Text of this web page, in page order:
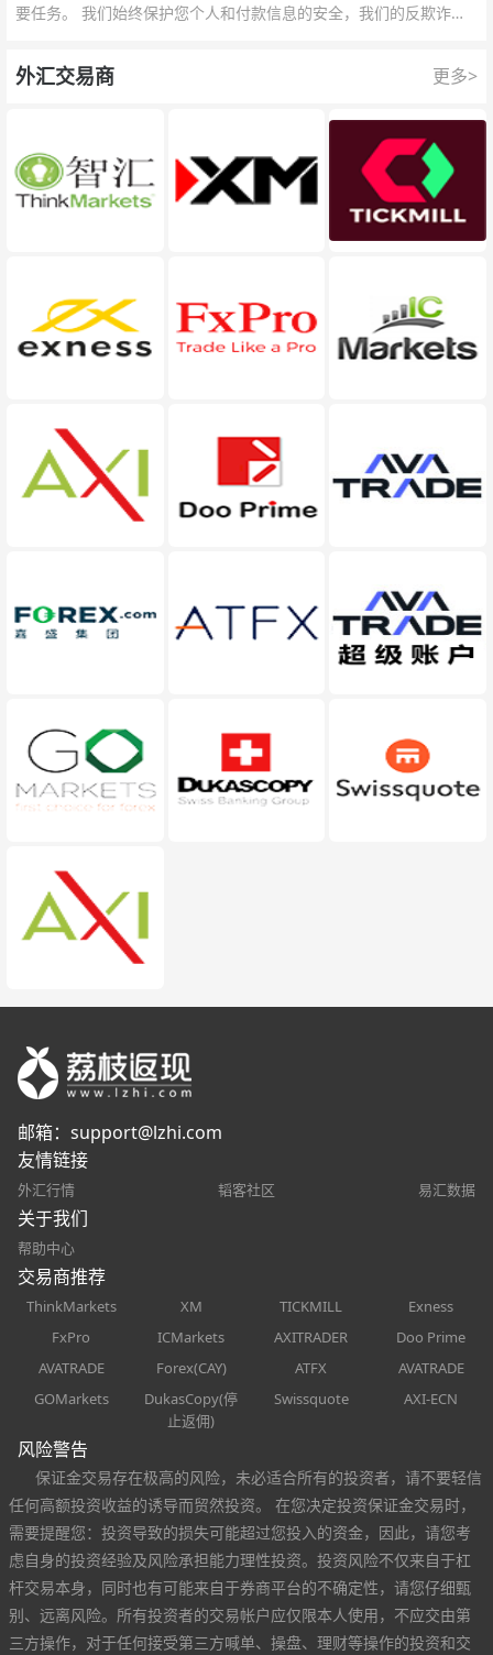
要任务。 我们始终保护您个人和付款信息的安全，我们的反欺诈团
外汇交易商 更多>
邮箱： support@lzhi.com
友情链接
外汇行情 韬客社区 易汇数据
关于我们
帮助中心
交易商推荐
ThinkMarkets XM TICKMILL
Exness
FxPro
ICMarkets AXITRADER
Doo Prime
AVATRADE
Forex(CAY) ATFX
AVATRADE
GOMarkets
DukasCopy(停
止返佣)
Swissquote AXI-ECN
风险警告
保证金交易存在极高的风险，未必适合所有的投资者，请不要轻信
任何高额投资收益的诱导而贸然投资。 在您决定投资保证金交易时，
需要提醒您：投资导致的损失可能超过您投入的资金，因此，请您考
虑自身的投资经验及风险承担能力理性投资。投资风险不仅来自于杠
杆交易本身，同时也有可能来自于券商平台的不确定性，请您仔细甄
别、远离风险。所有投资者的交易帐户应仅限本人使用，不应交由第
三方操作，对于任何接受第三方喊单、操盘、理财等操作的投资和交